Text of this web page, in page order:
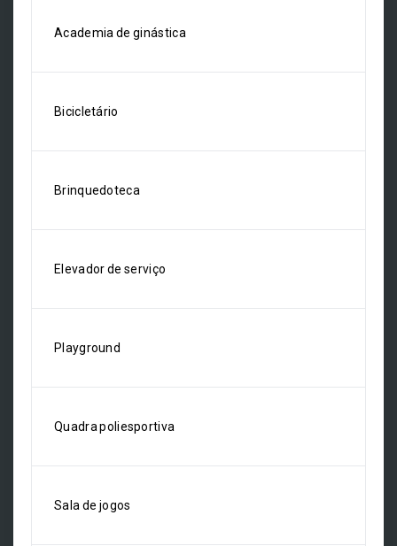
Academia de ginástica
Bicicletário
Brinquedoteca
Elevador de serviço
Playground
Quadra poliesportiva
Sala de jogos